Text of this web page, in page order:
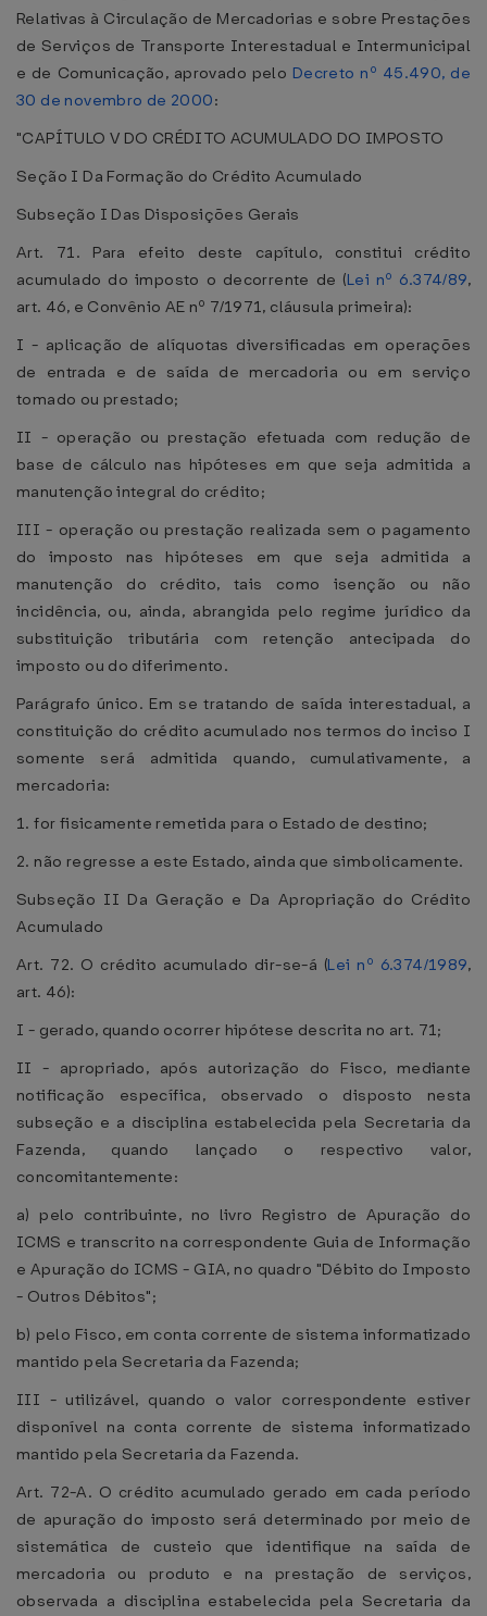
Relativas à Circulação de Mercadorias e sobre Prestações
de Serviços de Transporte Interestadual e Intermunicipal
e de Comunicação, aprovado pelo Decreto nº 45.490, de
30 de novembro de 2000:
"CAPÍTULO V DO CRÉDITO ACUMULADO DO IMPOSTO
Seção I Da Formação do Crédito Acumulado
Subseção I Das Disposições Gerais
Art. 71. Para efeito deste capítulo, constitui crédito
acumulado do imposto o decorrente de (Lei nº 6.374/89,
art. 46, e Convênio AE nº 7/1971, cláusula primeira):
I - aplicação de alíquotas diversificadas em operações
de entrada e de saída de mercadoria ou em serviço
tomado ou prestado;
II - operação ou prestação efetuada com redução de
base de cálculo nas hipóteses em que seja admitida a
manutenção integral do crédito;
III - operação ou prestação realizada sem o pagamento
do imposto nas hipóteses em que seja admitida a
manutenção do crédito, tais como isenção ou não
incidência, ou, ainda, abrangida pelo regime jurídico da
substituição tributária com retenção antecipada do
imposto ou do diferimento.
Parágrafo único. Em se tratando de saída interestadual, a
constituição do crédito acumulado nos termos do inciso I
somente será admitida quando, cumulativamente, a
mercadoria:
1. for fisicamente remetida para o Estado de destino;
2. não regresse a este Estado, ainda que simbolicamente.
Subseção II Da Geração e Da Apropriação do Crédito
Acumulado
Art. 72. O crédito acumulado dir-se-á (Lei nº 6.374/1989,
art. 46):
I - gerado, quando ocorrer hipótese descrita no art. 71;
II - apropriado, após autorização do Fisco, mediante
notificação específica, observado o disposto nesta
subseção e a disciplina estabelecida pela Secretaria da
Fazenda, quando lançado o respectivo valor,
concomitantemente:
a) pelo contribuinte, no livro Registro de Apuração do
ICMS e transcrito na correspondente Guia de Informação
e Apuração do ICMS - GIA, no quadro "Débito do Imposto
- Outros Débitos";
b) pelo Fisco, em conta corrente de sistema informatizado
mantido pela Secretaria da Fazenda;
III - utilizável, quando o valor correspondente estiver
disponível na conta corrente de sistema informatizado
mantido pela Secretaria da Fazenda.
Art. 72-A. O crédito acumulado gerado em cada período
de apuração do imposto será determinado por meio de
sistemática de custeio que identifique na saída de
mercadoria ou produto e na prestação de serviços,
observada a disciplina estabelecida pela Secretaria da